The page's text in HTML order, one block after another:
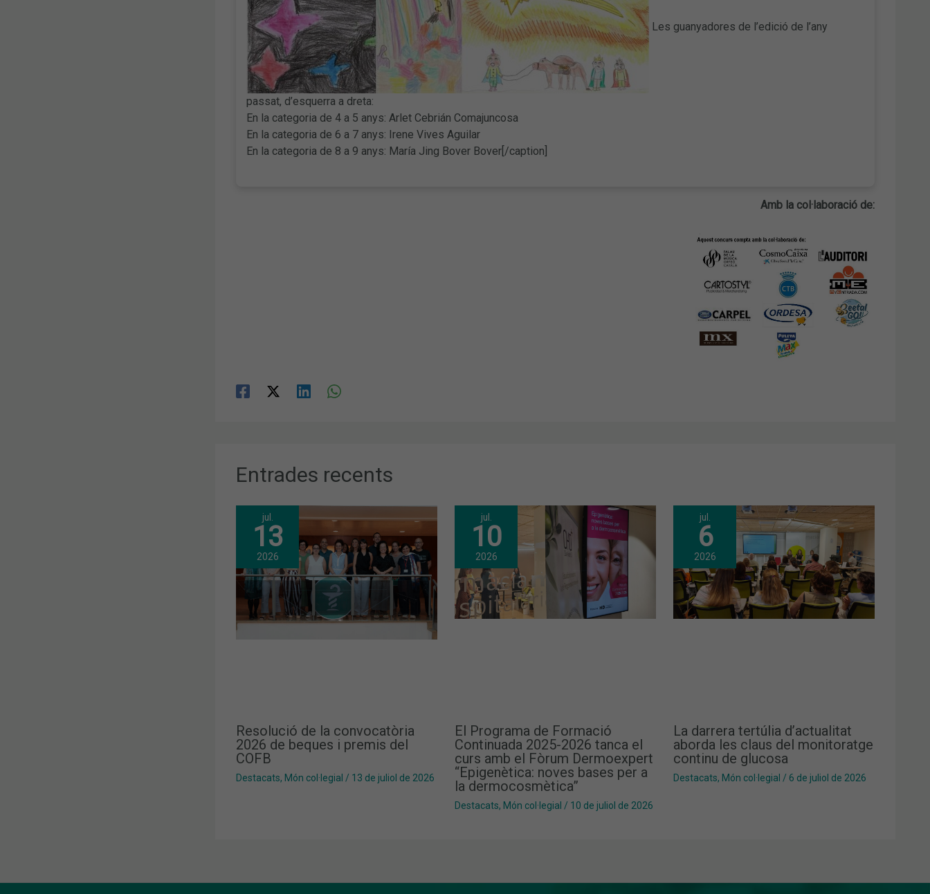
Les guanyadores de l’edició de l’any
passat, d’esquerra a dreta:
En la categoria de 4 a 5 anys: Arlet Cebrián Comajuncosa
En la categoria de 6 a 7 anys: Irene Vives Aguilar
En la categoria de 8 a 9 anys: María Jing Bover Bover[/caption]
Amb la col·laboració de:
Entrades recents
jul.
13
2026
Resolució de la convocatòria
2026 de beques i premis del
COFB
Destacats, Món col·legial / 13 de juliol de 2026
jul.
10
2026
El Programa de Formació
Continuada 2025-2026 tanca el
curs amb el Fòrum Dermoexpert
“Epigenètica: noves bases per a
la dermocosmètica”
Destacats, Món col·legial / 10 de juliol de 2026
jul.
6
2026
La darrera tertúlia d’actualitat
aborda les claus del monitoratge
continu de glucosa
Destacats, Món col·legial / 6 de juliol de 2026